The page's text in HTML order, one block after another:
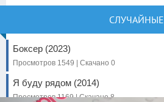
СЛУЧАЙНЫЕ
Боксер (2023)
Просмотров 1549 | Скачано 0
Я буду рядом (2014)
Просмотров 1169 | Скачано 8